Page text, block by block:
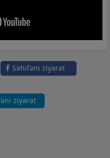
Səhifəni ziyarət
ziyarət